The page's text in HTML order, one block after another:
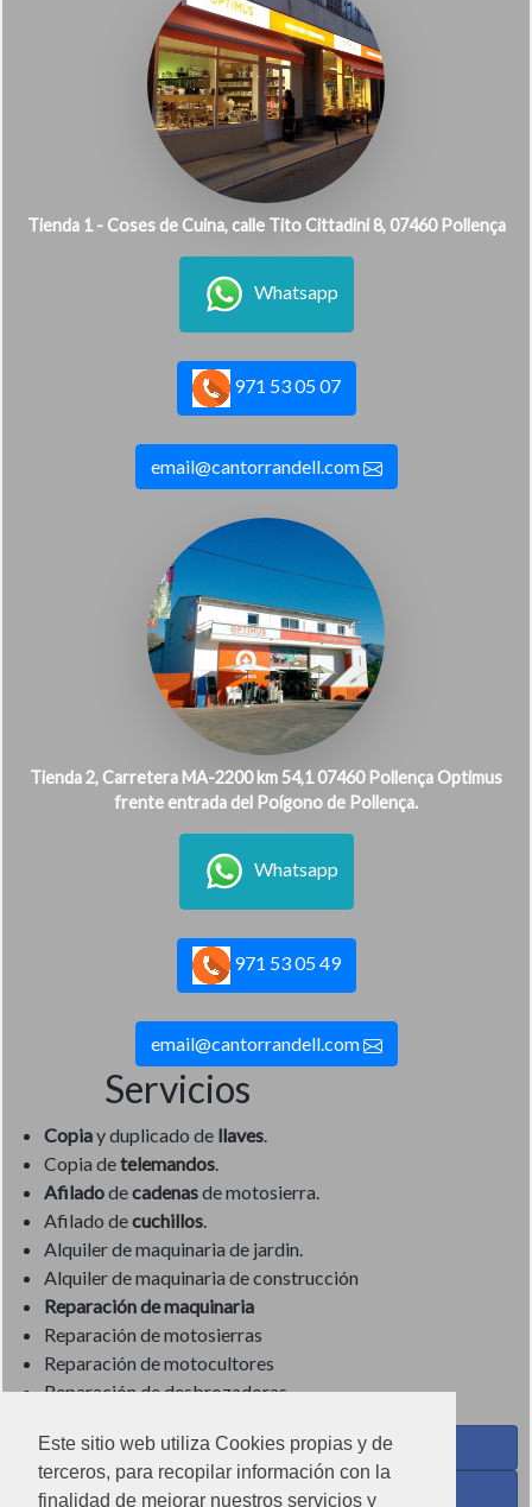
Este sitio web utiliza Cookies propias y de
terceros, para recopilar información con la
finalidad de mejorar nuestros servicios y
Tienda 1 - Coses de Cuina, calle Tito Cittadini 8, 07460 Pollença
Whatsapp
971 53 05 07
email@cantorrandell.com
Tienda 2, Carretera MA-2200 km 54,1 07460 Pollença Optimus
frente entrada del Poígono de Pollença.
Whatsapp
971 53 05 49
email@cantorrandell.com
Servicios
Copiay duplicado de llaves.
Copia detelemandos.
Afiladodecadenasde motosierra.
Afilado decuchillos.
Alquiler de maquinaria de jardin.
Alquiler de maquinaria de construcción
Reparación de maquinaria
Reparación de motosierras
Reparación de motocultores
Reparación de desbrozadoras
Coses de Cuina - Menaje y hogar en Facebook
Ferreteria Torrandell en Facebook